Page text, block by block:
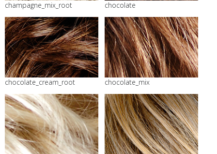
champagne_mix_root chocolate
chocolate_cream_root chocolate_mix